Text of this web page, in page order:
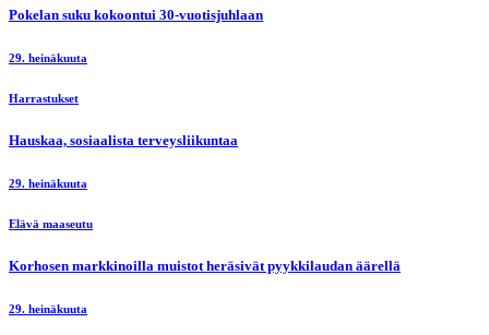
Pokelan suku kokoontui 30-vuotisjuhlaan
29. heinäkuuta
Harrastukset
Hauskaa, sosiaalista terveysliikuntaa
29. heinäkuuta
Elävä maaseutu
Korhosen markkinoilla muistot heräsivät pyykkilaudan äärellä
29. heinäkuuta